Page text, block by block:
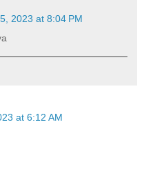
2023 at 8:04 PM
at 6:12 AM